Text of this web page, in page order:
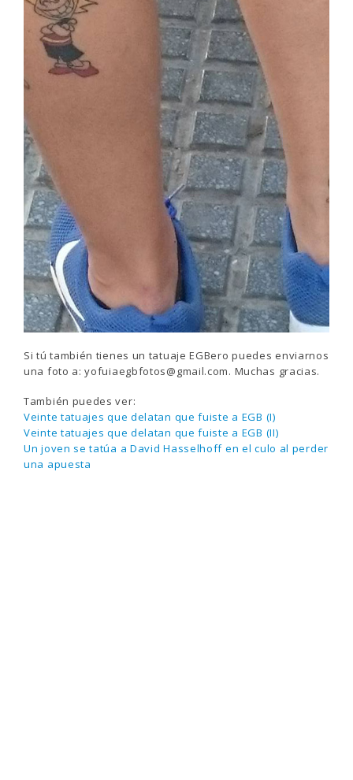
Si tú también tienes un tatuaje EGBero puedes enviarnos
una foto a: yofuiaegbfotos@gmail.com. Muchas gracias.
También puedes ver:
Veinte tatuajes que delatan que fuiste a EGB (I)
Veinte tatuajes que delatan que fuiste a EGB (II)
Un joven se tatúa a David Hasselhoff en el culo al perder
una apuesta